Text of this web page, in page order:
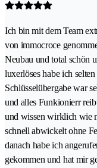
Ich bin mit dem Team
von immocroce
Neubau und total schön
luxerlöses habe ich
Schlüsselübergabe war
und alles Funkionierr
und wissen wirklich wie
schnell abwickelt ohne
danach habe ich
gekommen und hat mir